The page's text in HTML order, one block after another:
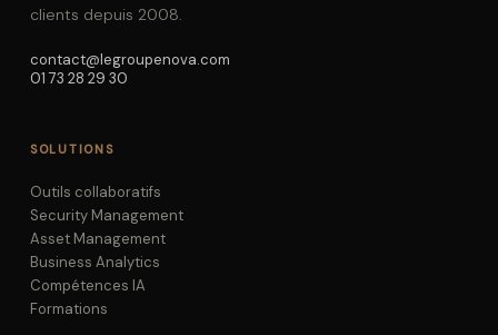
clients depuis 2008.
contact@legroupenova.com
01 73 28 29 30
SOLUTIONS
Outils collaboratifs
Security Management
Asset Management
Business Analytics
Compétences IA
Formations